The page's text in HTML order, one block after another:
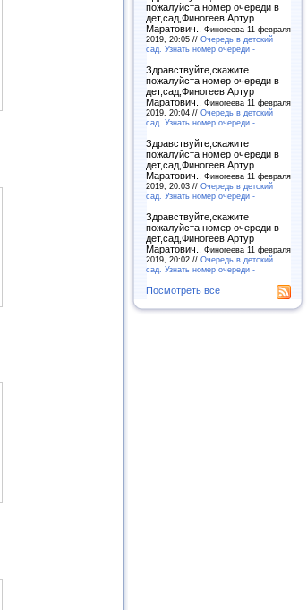
пожалуйста номер очереди в
дет,сад,Финогеев Артур
Маратович.. Финогеева 11 февраля
2019, 20:05 // Очередь в детский
сад. Узнать номер очереди -
Здравствуйте,скажите
пожалуйста номер очереди в
дет,сад,Финогеев Артур
Маратович.. Финогеева 11 февраля
2019, 20:04 // Очередь в детский
сад. Узнать номер очереди -
Здравствуйте,скажите
пожалуйста номер очереди в
дет,сад,Финогеев Артур
Маратович.. Финогеева 11 февраля
2019, 20:03 // Очередь в детский
сад. Узнать номер очереди -
Здравствуйте,скажите
пожалуйста номер очереди в
дет,сад,Финогеев Артур
Маратович.. Финогеева 11 февраля
2019, 20:02 // Очередь в детский
сад. Узнать номер очереди -
Посмотреть все